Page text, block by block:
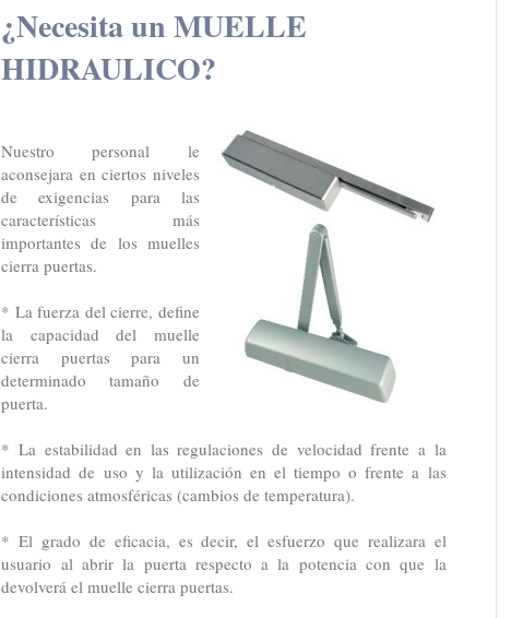
¿Necesita un MUELLE
HIDRAULICO?
Nuestro personal le
aconsejara en ciertos niveles
de exigencias para las
características más
importantes de los muelles
cierra puertas.
* La fuerza del cierre, define
la capacidad del muelle
cierra puertas para un
determinado tamaño de
puerta.
* La estabilidad en las regulaciones de velocidad frente a la
intensidad de uso y la utilización en el tiempo o frente a las
condiciones atmosféricas (cambios de temperatura).
* El grado de eficacia, es decir, el esfuerzo que realizara el
usuario al abrir la puerta respecto a la potencia con que la
devolverá el muelle cierra puertas.